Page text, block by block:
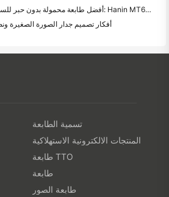
أفضل طابعة محمولة بدون حبر للسفر والمدرسة والعمل المتنقل: Hanin MT620 Pro Review
أفكار تصميم جدار الصورة الصغيرة
تسمية الطابعة
المنتجات الالكترونية الاستهلاكية
طابعة TTO
طابعة
طابعة الصور